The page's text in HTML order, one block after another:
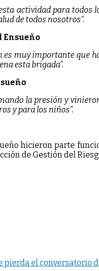
actividad para todos
de todos nosotros”.
Ensueño
es muy importante que
esta brigada”.
la presión y
y para los niños”.
hicieron parte
de Gestión del
pierda el conversatorio